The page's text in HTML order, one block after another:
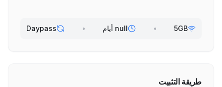
5GB
• null أيام •
Daypass
طريقة التثبيت